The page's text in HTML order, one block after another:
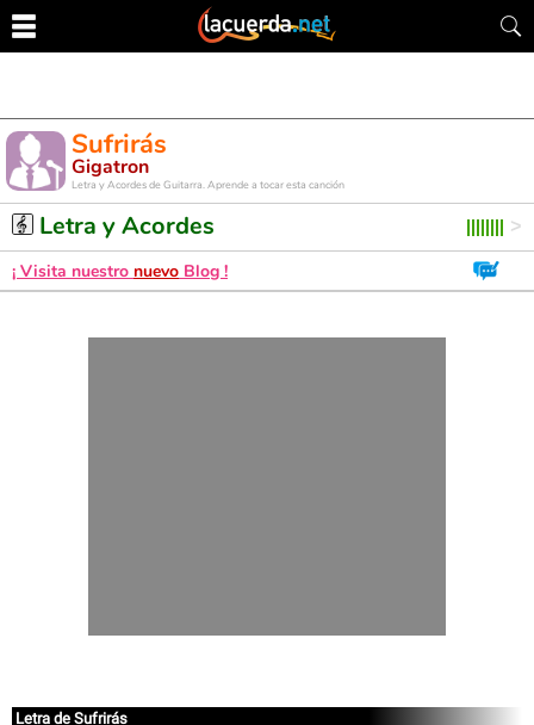
Sufrirás
Gigatron
Letra y Acordes de Guitarra. Aprende a tocar esta canción
Letra y Acordes
¡ Visita nuestro nuevo Blog !
Letra de Sufrirás